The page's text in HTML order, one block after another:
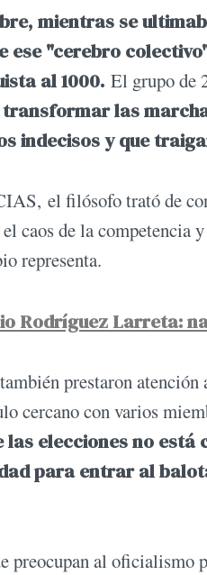
mientras se
ese "cerebro
al 1000. El grupo de
las
indecisos y que
el filósofo trató de
caos de la
representa.
Rodríguez Larreta:
prestaron atención
cercano con varios
las elecciones no
para entrar al
preocupan al oficialismo